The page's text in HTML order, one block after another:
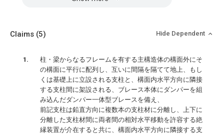
Claims (5) Hide Dependent
柱・梁からなるフレームを有する主構造体の構面外にそ
の構面に平行に配列し、互いに間隔を隔てて地上、もし
くは基礎上に立設される支柱と、構面内水平方向に隣接
する支柱間に架設される、ブレース本体にダンパーを組
み込んだダンパー一体型ブレースを備え、
前記支柱は鉛直方向に複数本の支柱材に分離し、上下に
分離した支柱材間に両者間の相対水平移動を許容する絶
縁装置が介在すると共に、構面内水平方向に隣接する支